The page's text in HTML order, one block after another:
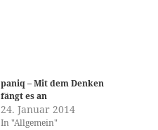
paniq – Mit dem Denken
fängt es an
24. Januar 2014
In "Allgemein"